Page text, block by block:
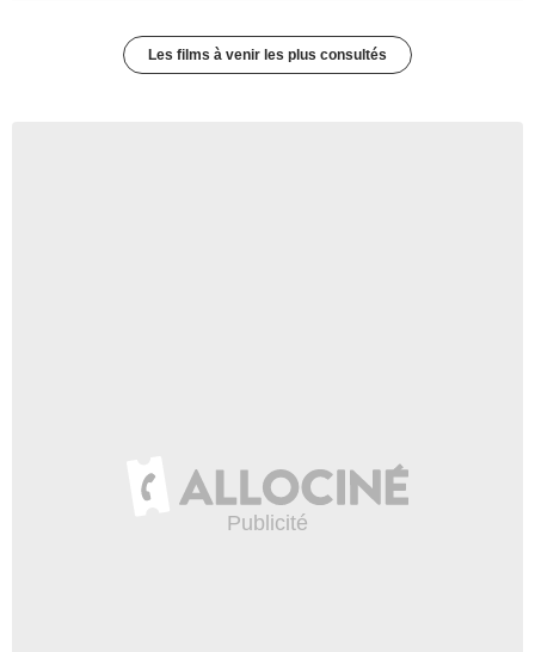
Les films à venir les plus consultés